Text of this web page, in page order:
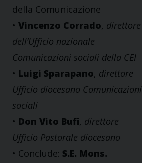
della Comunicazione
• Vincenzo Corrado, direttore
dell’Ufficio nazionale
Comunicazioni sociali della CEI
• Luigi Sparapano, direttore
Ufficio diocesano Comunicazioni
sociali
• Don Vito Bufi, direttore
Ufficio Pastorale diocesano
• Conclude: S.E. Mons.